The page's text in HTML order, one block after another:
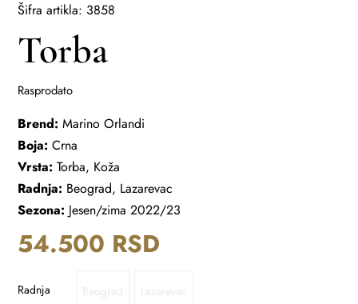
Šifra artikla: 3858
Torba
Rasprodato
Brend: Marino Orlandi
Boja: Crna
Vrsta: Torba, Koža
Radnja: Beograd, Lazarevac
Sezona: Jesen/zima 2022/23
54.500 RSD
Radnja